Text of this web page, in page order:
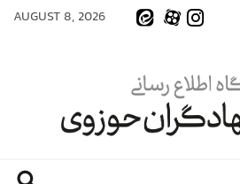
AUGUST 8, 2026